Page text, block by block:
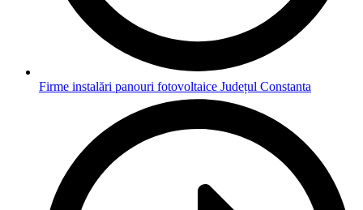
Firme instalări panouri fotovoltaice Județul Constanta